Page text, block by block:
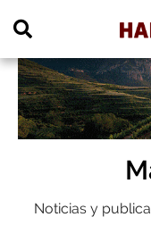
Noticias y